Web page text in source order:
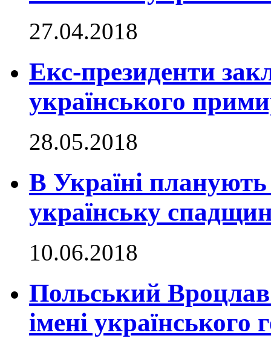
27.04.2018
Екс-президенти
українського
28.05.2018
В Україні
українську
10.06.2018
Польський Вроцлав
імені українського